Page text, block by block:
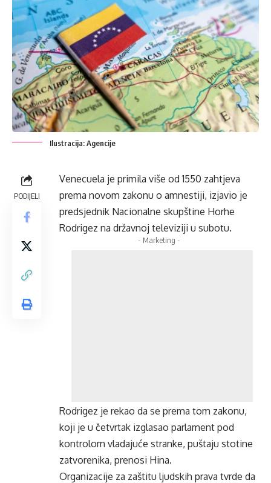
Ilustracija: Agencije
PODIJELI
Venecuela je primila više od 1550 zahtjeva
prema novom zakonu o amnestiji, izjavio je
predsjednik Nacionalne skupštine Horhe
Rodrigez na državnoj televiziji u subotu.
- Marketing -
Rodrigez ⁠je rekao da se prema tom zakonu,
koji je u četvrtak izglasao parlament pod
kontrolom vladajuće stranke, puštaju stotine
zatvorenika, prenosi Hina.
Organizacije za zaštitu ljudskih prava tvrde da